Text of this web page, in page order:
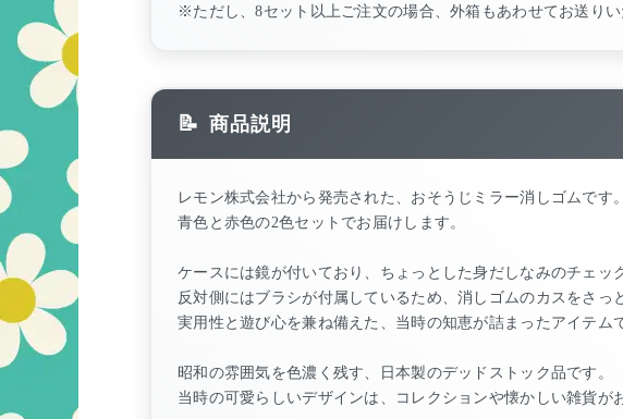
※ただし、8セット以上ご注文の場合、外箱もあわせてお送りい
商品説明
レモン株式会社から発売された、おそうじミラー消しゴムです。
青色と赤色の2色セットでお届けします。
ケースには鏡が付いており、ちょっとした身だしなみのチェッ
反対側にはブラシが付属しているため、消しゴムのカスをさっ
実用性と遊び心を兼ね備えた、当時の知恵が詰まったアイテム
昭和の雰囲気を色濃く残す、日本製のデッドストック品です。
当時の可愛らしいデザインは、コレクションや懐かしい雑貨が